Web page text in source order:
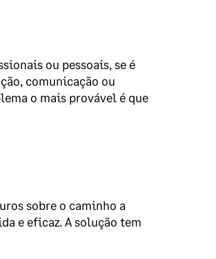
ou pessoais, se é
comunicação ou
o mais provável é que
sobre o caminho a
e eficaz. A solução tem